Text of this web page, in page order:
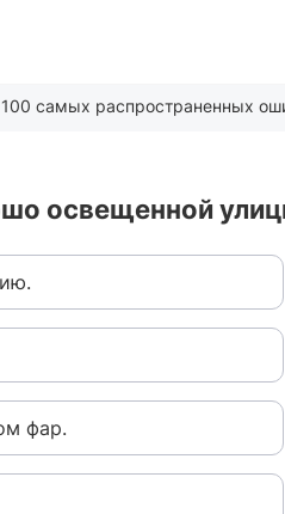
100 самых распространенных
освещенной
фар.